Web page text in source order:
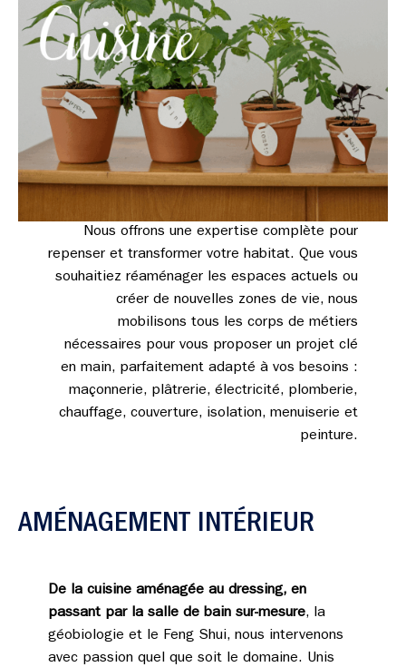
Nous offrons une expertise complète pour
repenser et transformer votre habitat. Que vous
souhaitiez réaménager les espaces actuels ou
créer de nouvelles zones de vie, nous
mobilisons tous les corps de métiers
nécessaires pour vous proposer un projet clé
en main, parfaitement adapté à vos besoins :
maçonnerie, plâtrerie, électricité, plomberie,
chauffage, couverture, isolation, menuiserie et
peinture.
AMÉNAGEMENT INTÉRIEUR
De la cuisine aménagée au dressing, en
passant par la salle de bain sur-mesure, la
géobiologie et le Feng Shui, nous intervenons
avec passion quel que soit le domaine. Unis